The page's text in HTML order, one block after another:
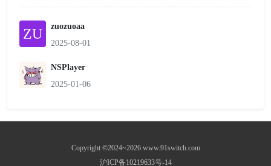
ZU
zuozuoaa
2025-08-01
NSPlayer
2025-01-06
Copyright ©2024~2026 www.91switch.com
沪ICP备10219633号-14